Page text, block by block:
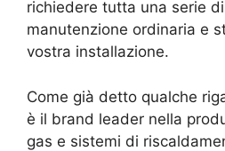
richiedere tutta una serie
manutenzione ordinaria e
vostra installazione.
Come già detto qualche
è il brand leader nella
gas e sistemi di